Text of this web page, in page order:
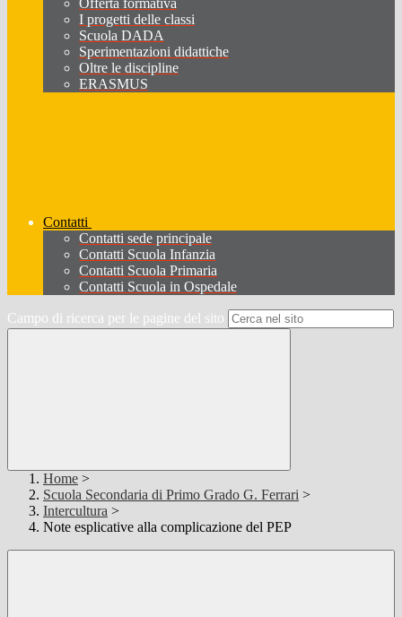
Offerta formativa
I progetti delle classi
Scuola DADA
Sperimentazioni didattiche
Oltre le discipline
ERASMUS
Contatti
Contatti sede principale
Contatti Scuola Infanzia
Contatti Scuola Primaria
Contatti Scuola in Ospedale
Campo di ricerca per le pagine del sito
Home >
Scuola Secondaria di Primo Grado G. Ferrari >
Intercultura >
Note esplicative alla complicazione del PEP